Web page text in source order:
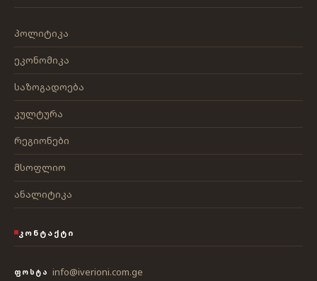
პოლიტიკა
ეკონომიკა
საზოგადოება
კულტურა
რეგიონები
მსოფლიო
ანალიტიკა
ᲙᲝᲜᲢᲐᲥᲢᲘ
ᲤᲝᲡᲢᲐ info@iverioni.com.ge